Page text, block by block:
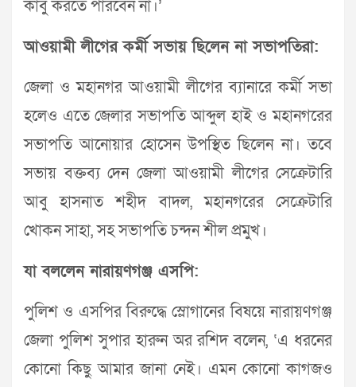
কাবু করতে পারবেন না।’
আওয়ামী লীগের কর্মী সভায় ছিলেন না সভাপতিরা:
জেলা ও মহানগর আওয়ামী লীগের ব্যানারে কর্মী সভা
হলেও এতে জেলার সভাপতি আব্দুল হাই ও মহানগরের
সভাপতি আনোয়ার হোসেন উপস্থিত ছিলেন না। তবে
সভায় বক্তব্য দেন জেলা আওয়ামী লীগের সেক্রেটারি
আবু হাসনাত শহীদ বাদল, মহানগরের সেক্রেটারি
খোকন সাহা, সহ সভাপতি চন্দন শীল প্রমুখ।
যা বললেন নারায়ণগঞ্জ এসপি:
পুলিশ ও এসপির বিরুদ্ধে স্লোগানের বিষয়ে নারায়ণগঞ্জ
জেলা পুলিশ সুপার হারুন অর রশিদ বলেন, ‘এ ধরনের
কোনো কিছু আমার জানা নেই। এমন কোনো কাগজও